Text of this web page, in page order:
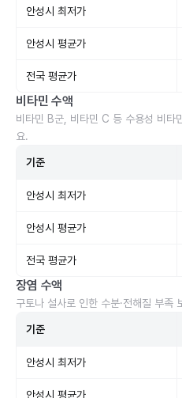
안성시 최저가
안성시 평균가
전국 평균가
비타민 수액
비타민 B군, 비타민 C 등 수용성 비타
요.
기준
안성시 최저가
안성시 평균가
전국 평균가
장염 수액
구토나 설사로 인한 수분·전해질 부족
기준
안성시 최저가
안성시 평균가